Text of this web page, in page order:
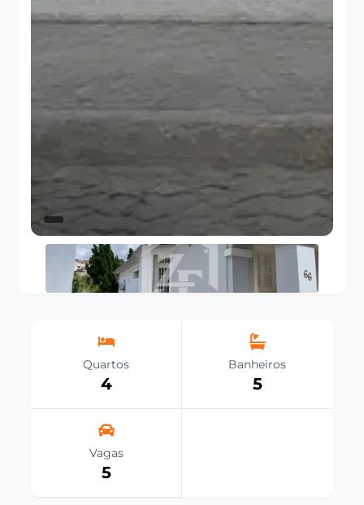
Quartos
4
Banheiros
5
Vagas
5